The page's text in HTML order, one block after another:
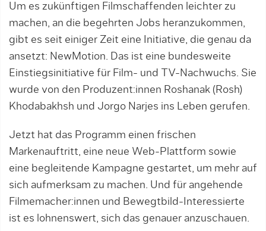
Um es zukünftigen Filmschaffenden leichter zu
machen, an die begehrten Jobs heranzukommen,
gibt es seit einiger Zeit eine Initiative, die genau da
ansetzt: NewMotion. Das ist eine bundesweite
Einstiegsinitiative für Film- und TV-Nachwuchs. Sie
wurde von den Produzent:innen Roshanak (Rosh)
Khodabakhsh und Jorgo Narjes ins Leben gerufen.
Jetzt hat das Programm einen frischen
Markenauftritt, eine neue Web-Plattform sowie
eine begleitende Kampagne gestartet, um mehr auf
sich aufmerksam zu machen. Und für angehende
Filmemacher:innen und Bewegtbild-Interessierte
ist es lohnenswert, sich das genauer anzuschauen.